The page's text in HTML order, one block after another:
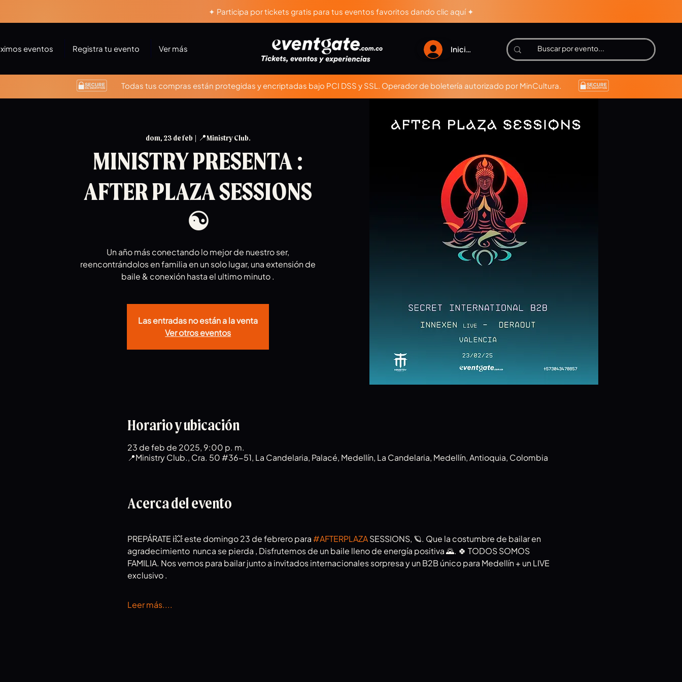
✦ Participa por tickets gratis para tus eventos favoritos dando clic aquí ✦
Iniciar sesión
eventos Registra tu evento Ver más
Todas tus compras están protegidas y encriptadas bajo PCI DSS y SSL. Operador de boletería autorizado por MinCultura.
dom, 23 de feb
  |
📍Ministry Club.
MINISTRY PRESENTA :
AFTER PLAZA SESSIONS
☯︎
Un año más conectando lo mejor de nuestro ser,
reencontrándolos en familia en un solo lugar, una extensión de
baile & conexión hasta el ultimo minuto .
Las entradas no están a la venta
Ver otros eventos
Horario y ubicación
23 de feb de 2025, 9:00 p. m.
📍Ministry Club., Cra. 50 #36-51, La Candelaria, Palacé, Medellín, La Candelaria, Medellín, Antioquia, Colombia
Acerca del evento
PREPÁRATE ℹ️💥 este domingo 23 de febrero para #AFTERPLAZA SESSIONS, 🪐. Que la costumbre de bailar en
agradecimiento  nunca se pierda , Disfrutemos de un baile lleno de energía positiva 🌄. 🍀 TODOS SOMOS
FAMILIA. Nos vemos para bailar junto a invitados internacionales sorpresa y un B2B único para Medellín + un LIVE
exclusivo .
Leer más....